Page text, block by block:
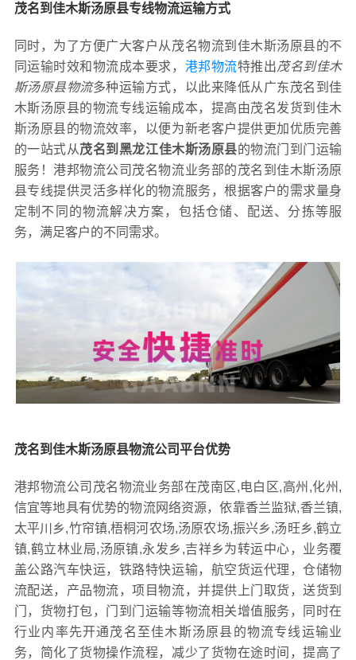
茂名到佳木斯汤原县专线物流运输方式
同时，为了方便广大客户从茂名物流到佳木斯汤原县的不
同运输时效和物流成本要求， 港邦物流特推出茂名到佳木
斯汤原县物流多种运输方式，以此来降低从广东茂名到佳
木斯汤原县的物流专线运输成本，提高由茂名发货到佳木
斯汤原县的物流效率，以便为新老客户提供更加优质完善
的一站式从茂名到黑龙江佳木斯汤原县的物流门到门运输
服务！港邦物流公司茂名物流业务部的茂名到佳木斯汤原
县专线提供灵活多样化的物流服务，根据客户的需求量身
定制不同的物流解决方案，包括仓储、配送、分拣等服
务，满足客户的不同需求。
茂名到佳木斯汤原县物流公司平台优势
港邦物流公司茂名物流业务部在茂南区,电白区,高州,化州,
信宜等地具有优势的物流网络资源，依靠香兰监狱,香兰镇,
太平川乡,竹帘镇,梧桐河农场,汤原农场,振兴乡,汤旺乡,鹤立
镇,鹤立林业局,汤原镇,永发乡,吉祥乡为转运中心，业务覆
盖公路汽车快运，铁路特快运输，航空货运代理，仓储物
流配送，产品物流，项目物流，并提供上门取货，送货到
门，货物打包，门到门运输等物流相关增值服务，同时在
行业内率先开通茂名至佳木斯汤原县的物流专线运输业
务，简化了货物操作流程，减少了货物在途时间，提高了